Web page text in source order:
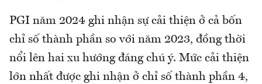
PGI năm 2024 ghi nhận sự cải thiện ở cả bốn
chỉ số thành phần so với năm 2023, đồng thời
nổi lên hai xu hướng đáng chú ý. Mức cải thiện
lớn nhất được ghi nhận ở chỉ số thành phần 4,